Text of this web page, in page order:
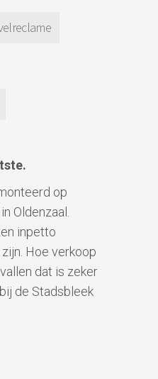
op
Oldenzaal.
inpetto
Hoe verkoop
dat is zeker
de Stadsbleek